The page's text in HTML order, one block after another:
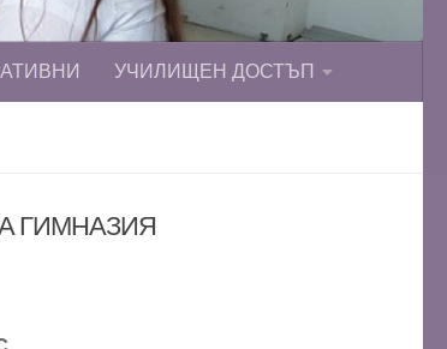
УЧИЛИЩЕН ДОСТЪП
ГИМНАЗИЯ